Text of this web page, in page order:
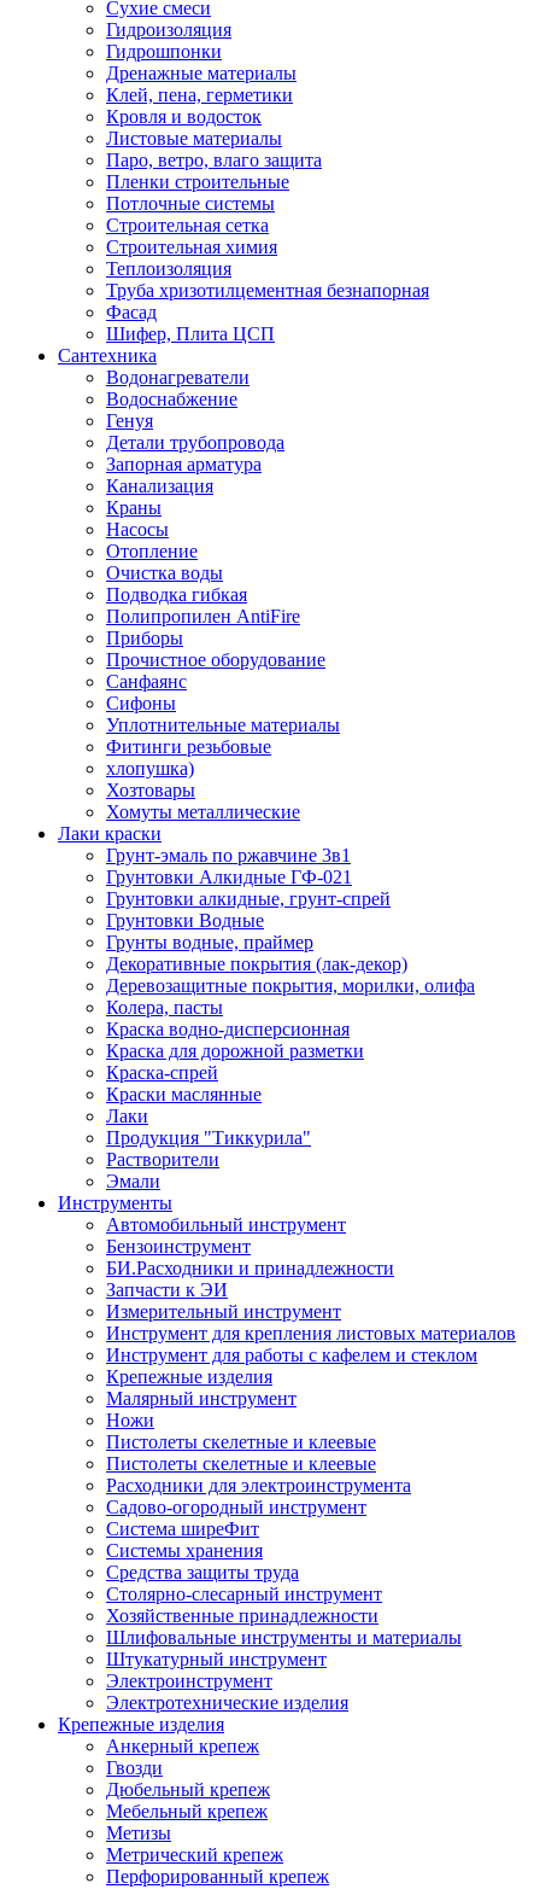
Сухие смеси
Гидроизоляция
Гидрошпонки
Дренажные материалы
Клей, пена, герметики
Кровля и водосток
Листовые материалы
Паро, ветро, влаго защита
Пленки строительные
Потлочные системы
Строительная сетка
Строительная химия
Теплоизоляция
Труба хризотилцементная безнапорная
Фасад
Шифер, Плита ЦСП
Сантехника
Водонагреватели
Водоснабжение
Генуя
Детали трубопровода
Запорная арматура
Канализация
Краны
Насосы
Отопление
Очистка воды
Подводка гибкая
Полипропилен AntiFire
Приборы
Прочистное оборудование
Санфаянс
Сифоны
Уплотнительные материалы
Фитинги резьбовые
хлопушка)
Хозтовары
Хомуты металлические
Лаки краски
Грунт-эмаль по ржавчине 3в1
Грунтовки Алкидные ГФ-021
Грунтовки алкидные, грунт-спрей
Грунтовки Водные
Грунты водные, праймер
Декоративные покрытия (лак-декор)
Деревозащитные покрытия, морилки, олифа
Колера, пасты
Краска водно-дисперсионная
Краска для дорожной разметки
Краска-спрей
Краски маслянные
Лаки
Продукция "Тиккурила"
Растворители
Эмали
Инструменты
Автомобильный инструмент
Бензоинструмент
БИ.Расходники и принадлежности
Запчасти к ЭИ
Измерительный инструмент
Инструмент для крепления листовых материалов
Инструмент для работы с кафелем и стеклом
Крепежные изделия
Малярный инструмент
Ножи
Пистолеты скелетные и клеевые
Пистолеты скелетные и клеевые
Расходники для электроинструмента
Садово-огородный инструмент
Система ширеФит
Системы хранения
Средства защиты труда
Столярно-слесарный инструмент
Хозяйственные принадлежности
Шлифовальные инструменты и материалы
Штукатурный инструмент
Электроинструмент
Электротехнические изделия
Крепежные изделия
Анкерный крепеж
Гвозди
Дюбельный крепеж
Мебельный крепеж
Метизы
Метрический крепеж
Перфорированный крепеж